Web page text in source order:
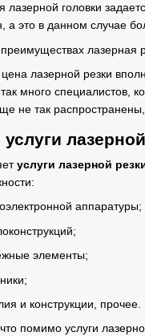
лазерной головки
а это в данном случае
лазерная
лазерной резки
много специалистов,
не так
услуги лазерной
аппаратуры;
элементы;
и конструкции, прочее.
помимо услуги